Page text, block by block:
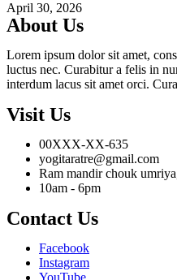
April 30, 2026
About Us
Lorem ipsum dolor sit amet,
luctus nec. Curabitur a felis in
interdum lacus sit amet orci.
Visit Us
00XXX-XX-635
yogitaratre@gmail.com
Ram mandir chouk
10am - 6pm
Contact Us
Facebook
Instagram